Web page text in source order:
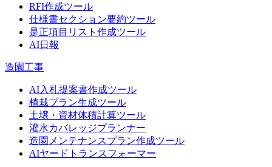
RFI作成ツール
仕様書セクション要約ツール
是正項目リスト作成ツール
AI日報
造園工事
AI入札提案書作成ツール
植栽プラン生成ツール
土壌・資材体積計算ツール
灌水カバレッジプランナー
造園メンテナンスプラン作成ツール
AIヤードトランスフォーマー